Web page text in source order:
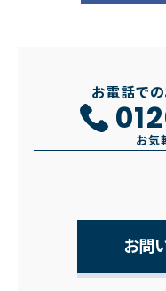
お電話で
お気
お問